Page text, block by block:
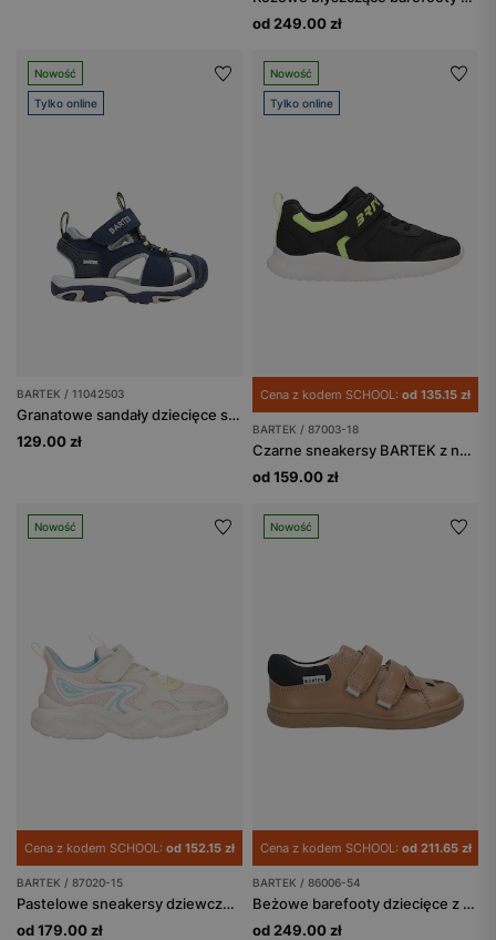
od 249.00 zł
Nowość
Tylko online
BARTEK / 11042503
Granatowe sandały dziecięce sportowe z zapięciem na rzep BARTEK 11042503
129.00 zł
Nowość
Tylko online
Cena z kodem SCHOOL: od 135.15 zł
BARTEK / 87003-18
Czarne sneakersy BARTEK z neonowymi zielonymi wstawkami 87003-18
od 159.00 zł
Nowość
Cena z kodem SCHOOL: od 152.15 zł
BARTEK / 87020-15
Pastelowe sneakersy dziewczęce BARTEK 87020-15
od 179.00 zł
Nowość
Cena z kodem SCHOOL: od 211.65 zł
BARTEK / 86006-54
Beżowe barefooty dziecięce z misiem na nosku BARTEK 86006-54
od 249.00 zł